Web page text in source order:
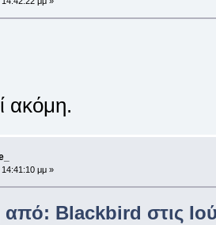
ακόμη.
14:41:10 μμ »
Blackbird στις